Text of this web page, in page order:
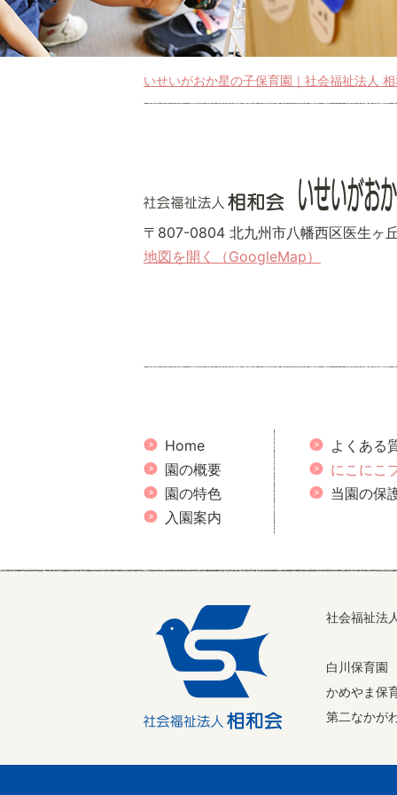
いせいがおか星の子保育園｜社会福祉法人
〒807-0804 北九州市八幡西区医生ヶ
地図を開く（GoogleMap）
Home
園の概要
園の特色
入園案内
よくある
にこにこ
当園の保
社会福祉法
白川保育園
かめやま保
第二なかが